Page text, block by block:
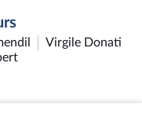
Virgile Donati